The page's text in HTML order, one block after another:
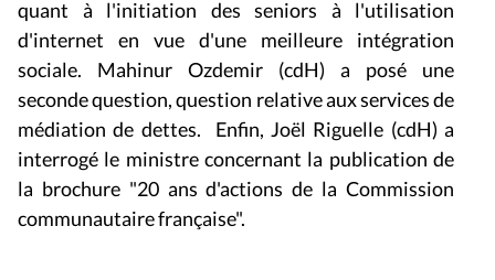
d'internet en vue d'une meilleure intégration
sociale. Mahinur Ozdemir (cdH) a posé une
seconde question, question relative aux services de
médiation de dettes. Enfin, Joël Riguelle (cdH) a
interrogé le ministre concernant la publication de
la brochure "20 ans d'actions de la Commission
communautaire française".